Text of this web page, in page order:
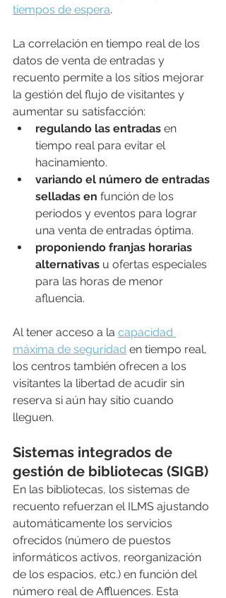
tiempos de espera.
La correlación en tiempo real de los
datos de venta de entradas y
recuento permite a los sitios mejorar
la gestión del flujo de visitantes y
aumentar su satisfacción:
regulando las entradas en
tiempo real para evitar el
hacinamiento.
variando el número de entradas
selladas en función de los
periodos y eventos para lograr
una venta de entradas óptima.
proponiendo franjas horarias
alternativas u ofertas especiales
para las horas de menor
afluencia.
Al tener acceso a la capacidad
máxima de seguridad en tiempo real,
los centros también ofrecen a los
visitantes la libertad de acudir sin
reserva si aún hay sitio cuando
lleguen.
Sistemas integrados de
gestión de bibliotecas (SIGB)
En las bibliotecas, los sistemas de
recuento refuerzan el ILMS ajustando
automáticamente los servicios
ofrecidos (número de puestos
informáticos activos, reorganización
de los espacios, etc.) en función del
número real de Affluences. Esta